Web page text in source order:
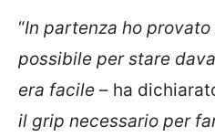
“In partenza ho
possibile per stare
era facile – ha
il grip necessario per